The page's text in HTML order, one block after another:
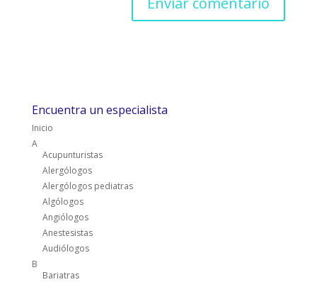
Encuentra un especialista
Inicio
A
Acupunturistas
Alergólogos
Alergólogos pediatras
Algólogos
Angiólogos
Anestesistas
Audiólogos
B
Bariatras